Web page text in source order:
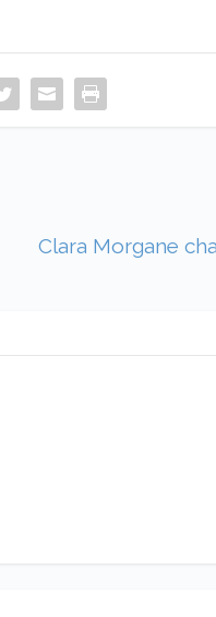
Clara Morgane